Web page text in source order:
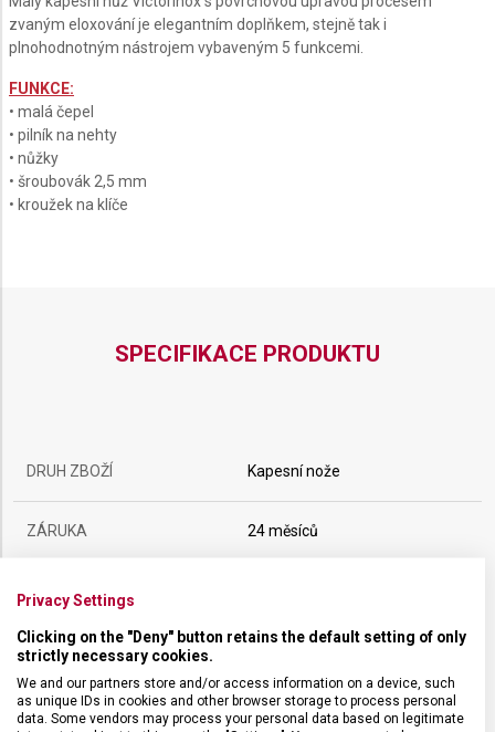
GLACIAL
BLUE
zvaným eloxování je elegantním doplňkem, stejně tak i
plnohodnotným nástrojem vybaveným 5 funkcemi.
FUNKCE:
• malá čepel
• pilník na nehty
• nůžky
• šroubovák 2,5 mm
• kroužek na klíče
SPECIFIKACE PRODUKTU
DRUH ZBOŽÍ Kapesní nože
ZÁRUKA 24 měsíců
HMOTNOST
POČET FUNKCÍ
VELIKOST 5,8 x 1,8 cm
Privacy Settings
Clicking on the "Deny" button retains the default setting of only
strictly necessary cookies.
We and our partners store and/or access information on a device, such
as unique IDs in cookies and other browser storage to process personal
data. Some vendors may process your personal data based on legitimate